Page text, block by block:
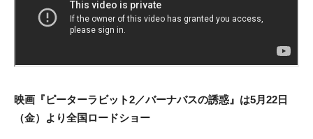
映画『ピーターラビット2／バーナバスの誘惑』は5月22日
（金）より全国ロードショー